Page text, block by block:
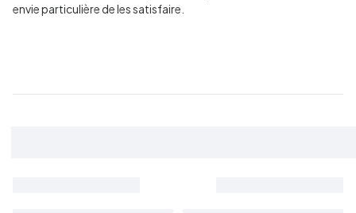
envie particulière de les satisfaire.